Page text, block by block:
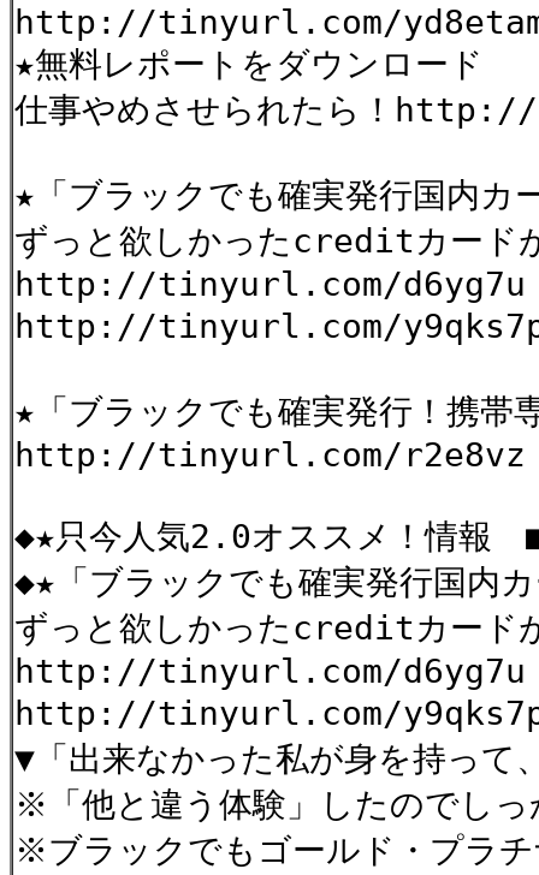
http://tinyurl.com/
★無料レポートをダウンロード
仕事やめさせられたら！
★「ブラックでも確実発行国内カ
ずっと欲しかったcreditカー
http://tinyurl.com/d6yg7u
http://tinyurl.com/y9qks7p
★「ブラックでも確実発行！携帯
http://tinyurl.com/r2e8vz
◆★只今人気2.0オススメ！情報
◆★「ブラックでも確実発行国内
ずっと欲しかったcreditカー
http://tinyurl.com/d6yg7u
http://tinyurl.com/y9qks7p
▼「出来なかった私が身を持って
※「他と違う体験」したのでし
※ブラックでもゴールド・プラ